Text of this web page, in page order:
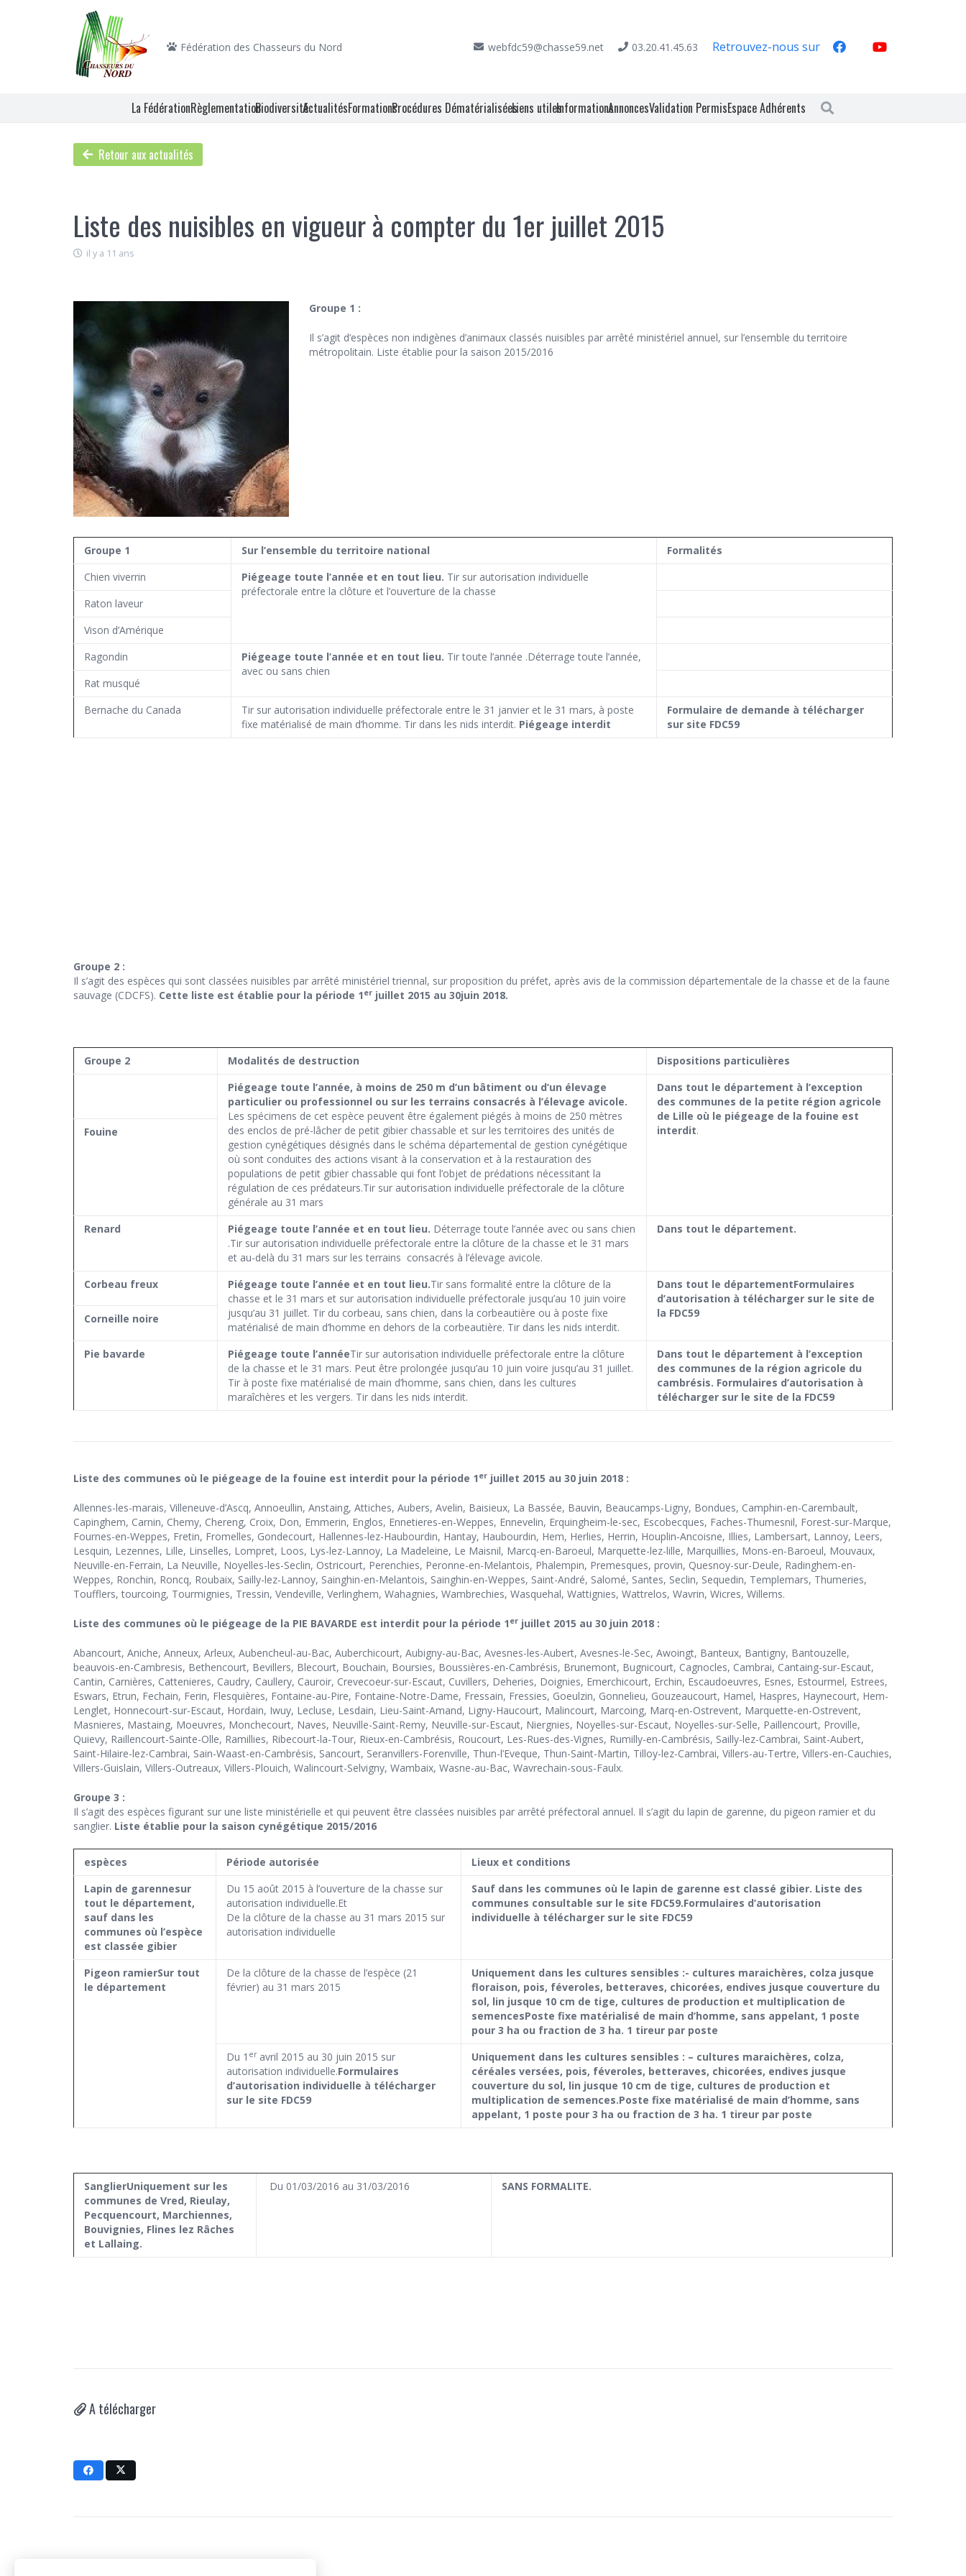
Fédération des Chasseurs du Nord webfdc59@chasse59.net 03.20.41.45.63 Retrouvez-nous sur
La FédérationRèglementationBiodiversitéActualitésFormationsProcédures DématérialiséesLiens utilesInformationsAnnoncesValidation PermisEspace Adhérents
Retour aux actualités
Liste des nuisibles en vigueur à compter du 1er juillet 2015
il y a 11 ans
Groupe 1 :
Il s’agit d’espèces non indigènes d’animaux classés nuisibles par arrêté ministériel annuel, sur l’ensemble du territoire
métropolitain. Liste établie pour la saison 2015/2016
Groupe 1 Sur l’ensemble du territoire national
Formalités
Chien viverrin
Piégeage toute l’année et en tout lieu. Tir sur autorisation individuelle
préfectorale entre la clôture et l’ouverture de la chasse
Raton laveur
Vison d’Amérique
Ragondin
Piégeage toute l’année et en tout lieu. Tir toute l’année .Déterrage toute l’année,
avec ou sans chien
Rat musqué
Bernache du Canada
Tir sur autorisation individuelle préfectorale entre le 31 janvier et le 31 mars, à poste
fixe matérialisé de main d’homme. Tir dans les nids interdit. Piégeage interdit
Formulaire de demande à télécharger
sur site FDC59
Groupe 2 :
Il s’agit des espèces qui sont classées nuisibles par arrêté ministériel triennal, sur proposition du préfet, après avis de la commission départementale de la chasse et de la faune
sauvage (CDCFS). Cette liste est établie pour la période 1 er juillet 2015 au 30juin 2018.
Groupe 2 Modalités de destruction
Dispositions particulières
Piégeage toute l’année, à moins de 250 m d’un bâtiment ou d’un élevage
particulier ou professionnel ou sur les terrains consacrés à l’élevage avicole.
Les spécimens de cet espèce peuvent être également piégés à moins de 250 mètres
des enclos de pré-lâcher de petit gibier chassable et sur les territoires des unités de
gestion cynégétiques désignés dans le schéma départemental de gestion cynégétique
où sont conduites des actions visant à la conservation et à la restauration des
populations de petit gibier chassable qui font l’objet de prédations nécessitant la
régulation de ces prédateurs.Tir sur autorisation individuelle préfectorale de la clôture
générale au 31 mars
Dans tout le département à l’exception
des communes de la petite région agricole
de Lille où le piégeage de la fouine est
interdit.
Fouine
Renard Piégeage toute l’année et en tout lieu. Déterrage toute l’année avec ou sans chien
.Tir sur autorisation individuelle préfectorale entre la clôture de la chasse et le 31 mars
et au-delà du 31 mars sur les terrains consacrés à l’élevage avicole.
Dans tout le département.
Corbeau freux Piégeage toute l’année et en tout lieu.Tir sans formalité entre la clôture de la
chasse et le 31 mars et sur autorisation individuelle préfectorale jusqu’au 10 juin voire
jusqu’au 31 juillet. Tir du corbeau, sans chien, dans la corbeautière ou à poste fixe
matérialisé de main d’homme en dehors de la corbeautière. Tir dans les nids interdit.
Dans tout le départementFormulaires
d’autorisation à télécharger sur le site de
la FDC59
Corneille noire
Pie bavarde Piégeage toute l’annéeTir sur autorisation individuelle préfectorale entre la clôture
de la chasse et le 31 mars. Peut être prolongée jusqu’au 10 juin voire jusqu’au 31 juillet.
Tir à poste fixe matérialisé de main d’homme, sans chien, dans les cultures
maraîchères et les vergers. Tir dans les nids interdit.
Dans tout le département à l’exception
des communes de la région agricole du
cambrésis. Formulaires d’autorisation à
télécharger sur le site de la FDC59
Liste des communes où le piégeage de la fouine est interdit pour la période 1 er juillet 2015 au 30 juin 2018 :
Allennes-les-marais, Villeneuve-d’Ascq, Annoeullin, Anstaing, Attiches, Aubers, Avelin, Baisieux, La Bassée, Bauvin, Beaucamps-Ligny, Bondues, Camphin-en-Carembault,
Capinghem, Carnin, Chemy, Chereng, Croix, Don, Emmerin, Englos, Ennetieres-en-Weppes, Ennevelin, Erquingheim-le-sec, Escobecques, Faches-Thumesnil, Forest-sur-Marque,
Fournes-en-Weppes, Fretin, Fromelles, Gondecourt, Hallennes-lez-Haubourdin, Hantay, Haubourdin, Hem, Herlies, Herrin, Houplin-Ancoisne, Illies, Lambersart, Lannoy, Leers,
Lesquin, Lezennes, Lille, Linselles, Lompret, Loos, Lys-lez-Lannoy, La Madeleine, Le Maisnil, Marcq-en-Baroeul, Marquette-lez-lille, Marquillies, Mons-en-Baroeul, Mouvaux,
Neuville-en-Ferrain, La Neuville, Noyelles-les-Seclin, Ostricourt, Perenchies, Peronne-en-Melantois, Phalempin, Premesques, provin, Quesnoy-sur-Deule, Radinghem-en-
Weppes, Ronchin, Roncq, Roubaix, Sailly-lez-Lannoy, Sainghin-en-Melantois, Sainghin-en-Weppes, Saint-André, Salomé, Santes, Seclin, Sequedin, Templemars, Thumeries,
Toufflers, tourcoing, Tourmignies, Tressin, Vendeville, Verlinghem, Wahagnies, Wambrechies, Wasquehal, Wattignies, Wattrelos, Wavrin, Wicres, Willems.
Liste des communes où le piégeage de la PIE BAVARDE est interdit pour la période 1 er juillet 2015 au 30 juin 2018 :
Abancourt, Aniche, Anneux, Arleux, Aubencheul-au-Bac, Auberchicourt, Aubigny-au-Bac, Avesnes-les-Aubert, Avesnes-le-Sec, Awoingt, Banteux, Bantigny, Bantouzelle,
beauvois-en-Cambresis, Bethencourt, Bevillers, Blecourt, Bouchain, Boursies, Boussières-en-Cambrésis, Brunemont, Bugnicourt, Cagnocles, Cambrai, Cantaing-sur-Escaut,
Cantin, Carnières, Cattenieres, Caudry, Caullery, Cauroir, Crevecoeur-sur-Escaut, Cuvillers, Deheries, Doignies, Emerchicourt, Erchin, Escaudoeuvres, Esnes, Estourmel, Estrees,
Eswars, Etrun, Fechain, Ferin, Flesquières, Fontaine-au-Pire, Fontaine-Notre-Dame, Fressain, Fressies, Goeulzin, Gonnelieu, Gouzeaucourt, Hamel, Haspres, Haynecourt, Hem-
Lenglet, Honnecourt-sur-Escaut, Hordain, Iwuy, Lecluse, Lesdain, Lieu-Saint-Amand, Ligny-Haucourt, Malincourt, Marcoing, Marq-en-Ostrevent, Marquette-en-Ostrevent,
Masnieres, Mastaing, Moeuvres, Monchecourt, Naves, Neuville-Saint-Remy, Neuville-sur-Escaut, Niergnies, Noyelles-sur-Escaut, Noyelles-sur-Selle, Paillencourt, Proville,
Quievy, Raillencourt-Sainte-Olle, Ramillies, Ribecourt-la-Tour, Rieux-en-Cambrésis, Roucourt, Les-Rues-des-Vignes, Rumilly-en-Cambrésis, Sailly-lez-Cambrai, Saint-Aubert,
Saint-Hilaire-lez-Cambrai, Sain-Waast-en-Cambrésis, Sancourt, Seranvillers-Forenville, Thun-l’Eveque, Thun-Saint-Martin, Tilloy-lez-Cambrai, Villers-au-Tertre, Villers-en-Cauchies,
Villers-Guislain, Villers-Outreaux, Villers-Plouich, Walincourt-Selvigny, Wambaix, Wasne-au-Bac, Wavrechain-sous-Faulx.
Groupe 3 :
Il s’agit des espèces figurant sur une liste ministérielle et qui peuvent être classées nuisibles par arrêté préfectoral annuel. Il s’agit du lapin de garenne, du pigeon ramier et du
sanglier. Liste établie pour la saison cynégétique 2015/2016
espèces Période autorisée
Lieux et conditions
Lapin de garennesur
tout le département,
sauf dans les
communes où l’espèce
est classée gibier
Du 15 août 2015 à l’ouverture de la chasse sur
autorisation individuelle.Et
De la clôture de la chasse au 31 mars 2015 sur
autorisation individuelle
Sauf dans les communes où le lapin de garenne est classé gibier. Liste des
communes consultable sur le site FDC59.Formulaires d’autorisation
individuelle à télécharger sur le site FDC59
Pigeon ramierSur tout
le département
De la clôture de la chasse de l’espèce (21
février) au 31 mars 2015
Uniquement dans les cultures sensibles :- cultures maraichères, colza jusque
floraison, pois, féveroles, betteraves, chicorées, endives jusque couverture du
sol, lin jusque 10 cm de tige, cultures de production et multiplication de
semencesPoste fixe matérialisé de main d’homme, sans appelant, 1 poste
pour 3 ha ou fraction de 3 ha. 1 tireur par poste
Du 1 eravril 2015 au 30 juin 2015 sur
autorisation individuelle.Formulaires
d’autorisation individuelle à télécharger
sur le site FDC59
Uniquement dans les cultures sensibles : – cultures maraichères, colza,
céréales versées, pois, féveroles, betteraves, chicorées, endives jusque
couverture du sol, lin jusque 10 cm de tige, cultures de production et
multiplication de semences.Poste fixe matérialisé de main d’homme, sans
appelant, 1 poste pour 3 ha ou fraction de 3 ha. 1 tireur par poste
SanglierUniquement sur les
communes de Vred, Rieulay,
Pecquencourt, Marchiennes,
Bouvignies, Flines lez Râches
et Lallaing.
Du 01/03/2016 au 31/03/2016 SANS FORMALITE.
A télécharger